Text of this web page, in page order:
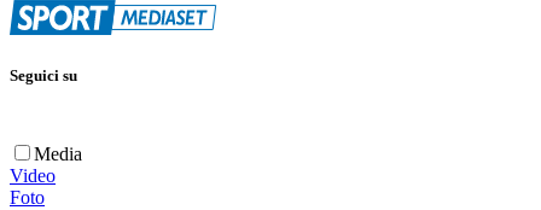
Seguici su
Media
Video
Foto